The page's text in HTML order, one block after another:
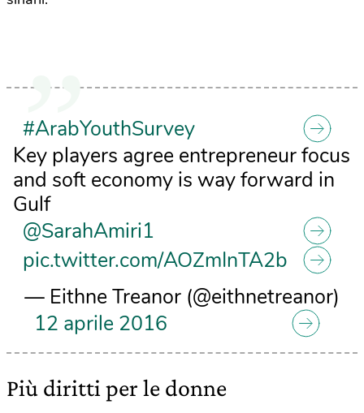
#ArabYouthSurvey
Key players agree entrepreneur focus
and soft economy is way forward in
Gulf
@SarahAmiri1
pic.twitter.com/AOZmInTA2b
— Eithne Treanor (@eithnetreanor)
12 aprile 2016
Più diritti per le donne